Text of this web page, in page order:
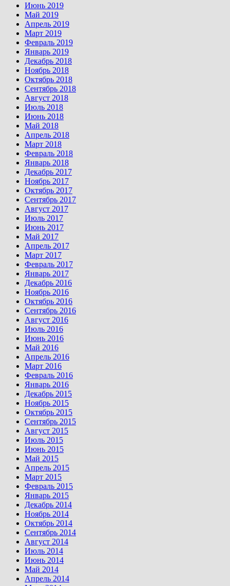
Июнь 2019
Май 2019
Апрель 2019
Март 2019
Февраль 2019
Январь 2019
Декабрь 2018
Ноябрь 2018
Октябрь 2018
Сентябрь 2018
Август 2018
Июль 2018
Июнь 2018
Май 2018
Апрель 2018
Март 2018
Февраль 2018
Январь 2018
Декабрь 2017
Ноябрь 2017
Октябрь 2017
Сентябрь 2017
Август 2017
Июль 2017
Июнь 2017
Май 2017
Апрель 2017
Март 2017
Февраль 2017
Январь 2017
Декабрь 2016
Ноябрь 2016
Октябрь 2016
Сентябрь 2016
Август 2016
Июль 2016
Июнь 2016
Май 2016
Апрель 2016
Март 2016
Февраль 2016
Январь 2016
Декабрь 2015
Ноябрь 2015
Октябрь 2015
Сентябрь 2015
Август 2015
Июль 2015
Июнь 2015
Май 2015
Апрель 2015
Март 2015
Февраль 2015
Январь 2015
Декабрь 2014
Ноябрь 2014
Октябрь 2014
Сентябрь 2014
Август 2014
Июль 2014
Июнь 2014
Май 2014
Апрель 2014